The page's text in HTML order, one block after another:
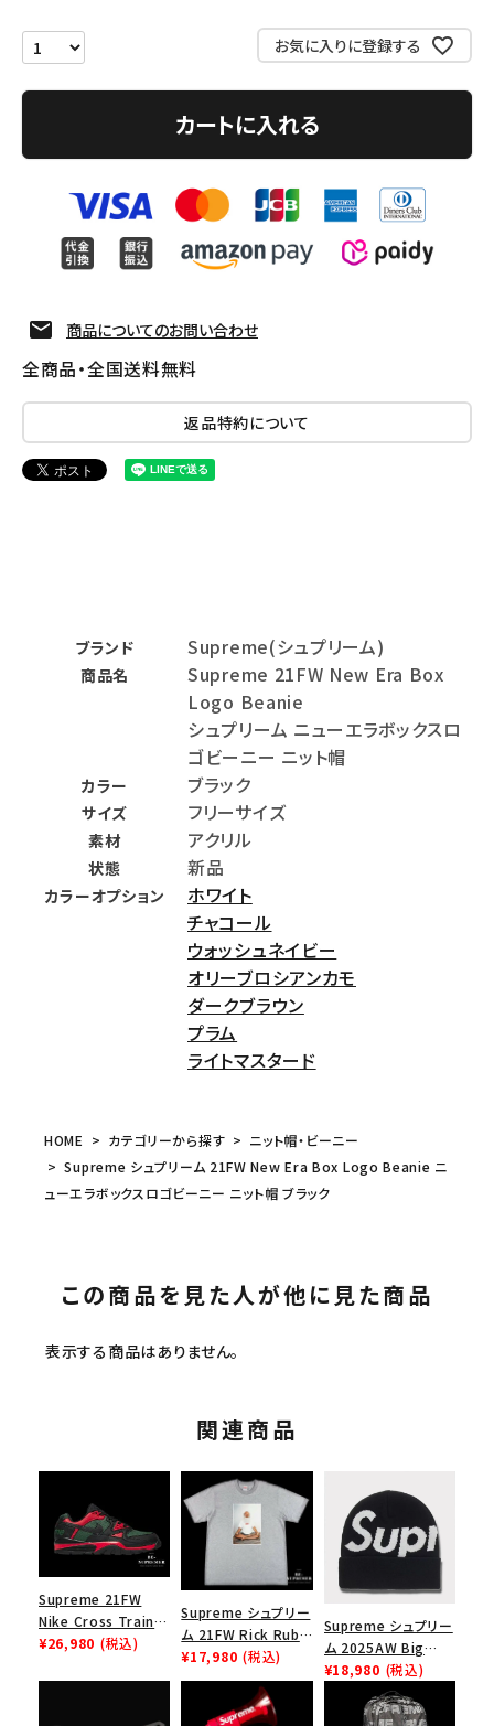
ようこそ ゲスト 様
meeting_room ログイン person 会員登録
お気に入りに登録する
カートに入れる
商品についてのお問い合わせ
全商品・全国送料無料
返品特約について
ブランド Supreme(シュプリーム)
商品名
Supreme 21FW New Era Box
Logo Beanie
シュプリーム ニューエラボックスロ
ゴビーニー ニット帽
カラー ブラック
サイズ フリーサイズ
素材 アクリル
状態 新品
カラーオプション
ホワイト
チャコール
ウォッシュネイビー
オリーブロシアンカモ
ダークブラウン
プラム
ライトマスタード
HOME カテゴリーから探す
ニット帽・ビーニー
Supreme シュプリーム 21FW New Era Box Logo Beanie ニ
ューエラボックスロゴビーニー ニット帽 ブラック
この商品を見た人が他に見た商品
表示する商品はありません。
関連商品
Supreme 21FW
Nike Cross Trainer
Low ナイキクロスト
ズ ブラック
¥26,980 (税込)
Supreme シュプリー
ム 21FW Rick Rubin
Tee リックルービンT
シャツ ヘザーグレー
¥17,980 (税込)
Supreme シュプリー
ム 2025AW Big
Logo Beanie ビッグ
ロゴビーニー ブラッ
¥18,980 (税込)